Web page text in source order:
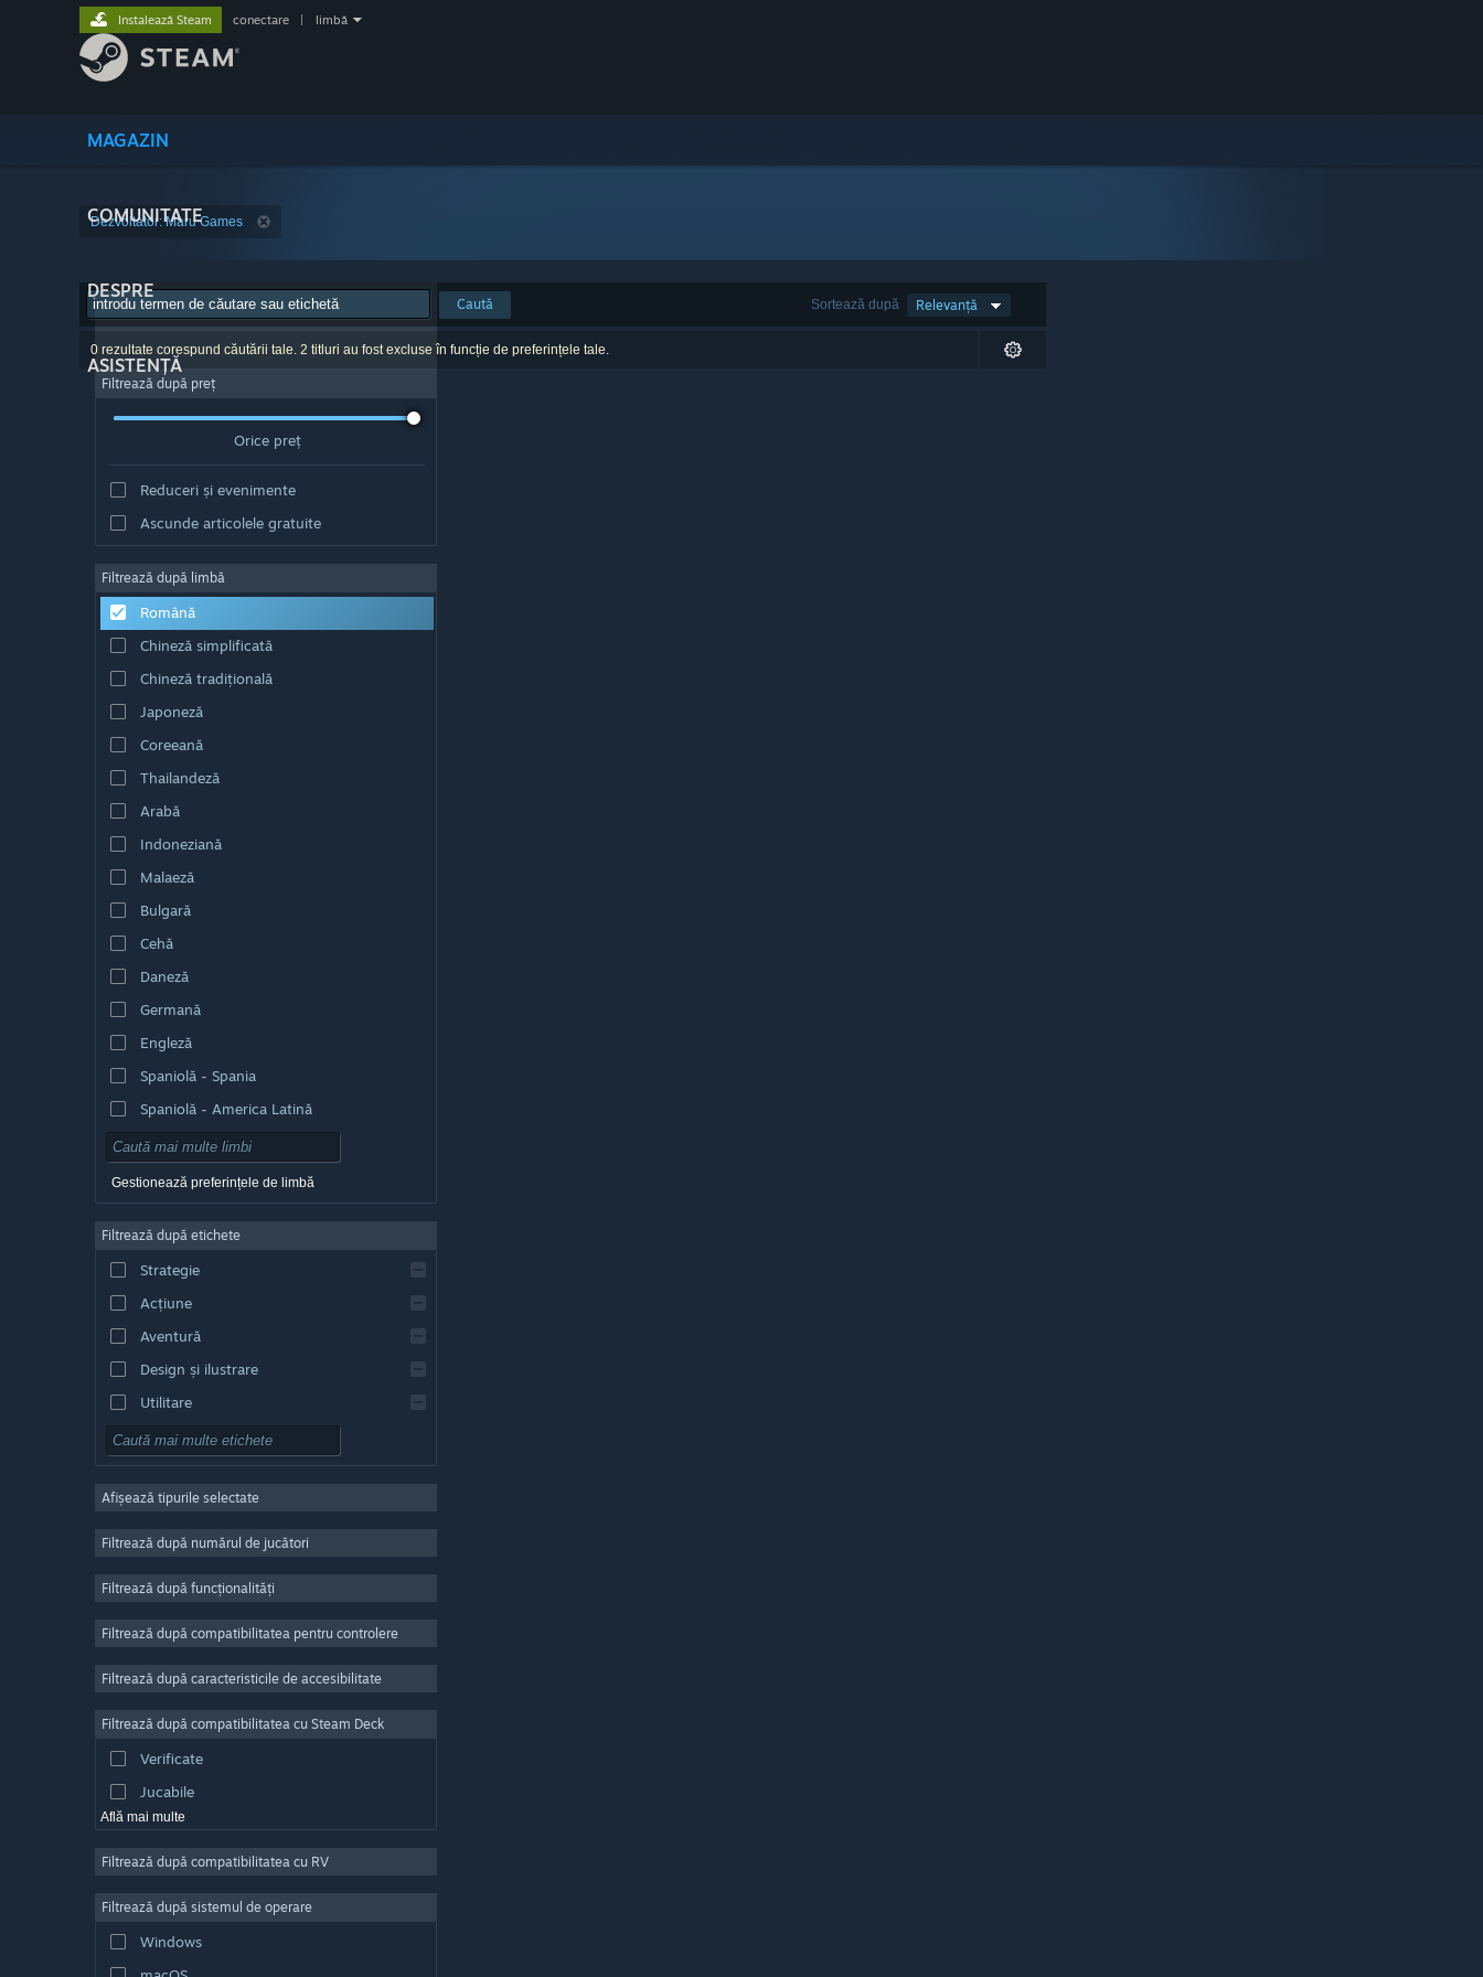
MAGAZIN
COMUNITATE
DESPRE
ASISTENȚĂ
Instalează Steam conectare limbă
Dezvoltator: Maru Games
Sortează după Relevanță
Caută
0 rezultate corespund căutării tale. 2 titluri au fost excluse în funcție de preferințele tale.
Filtrează după preț
Orice preț
Reduceri și evenimente
Ascunde articolele gratuite
Filtrează după limbă
Română
Chineză simplificată
Chineză tradițională
Japoneză
Coreeană
Thailandeză
Arabă
Indoneziană
Malaeză
Bulgară
Cehă
Daneză
Germană
Engleză
Spaniolă - Spania
Spaniolă - America Latină
Gestionează preferințele de limbă
Filtrează după etichete
Strategie
Acțiune
Aventură
Design și ilustrare
Utilitare
Gratuit
Număr masiv de jucători
Indie
Casual
Simulare
Producție video
Editare de fotografii
Afișează tipurile selectate
Filtrează după numărul de jucători
Filtrează după funcționalități
Filtrează după compatibilitatea pentru controlere
Filtrează după caracteristicile de accesibilitate
Filtrează după compatibilitatea cu Steam Deck
Verificate
Jucabile
Află mai multe
Filtrează după compatibilitatea cu RV
Filtrează după sistemul de operare
Windows